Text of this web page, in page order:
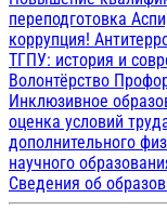
переподготовка
коррупция!
ТГПУ: история и
Волонтёрство
Инклюзивное
оценка условий
дополнительного
научного
Сведения об